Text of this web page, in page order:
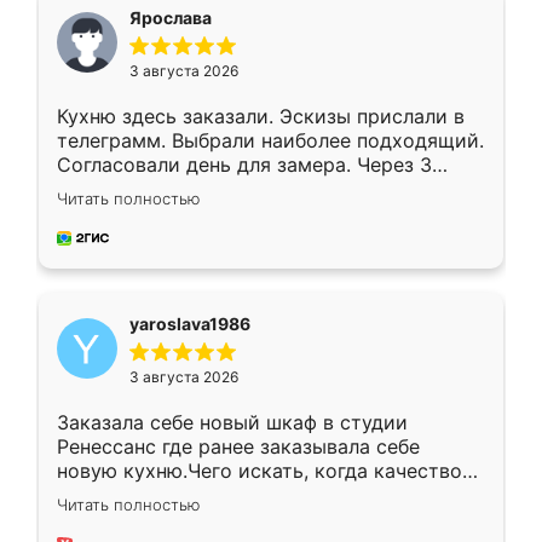
Ярослава
3 августа 2026
Кухню здесь заказали. Эскизы прислали в
телеграмм. Выбрали наиболее подходящий.
Согласовали день для замера. Через 3
недели кухня была уже готова. Остались
довольны работой. Спасибо Ренессанс
мебель за качественную работу!
Читать полностью
yaroslava1986
3 августа 2026
Заказала себе новый шкаф в студии
Ренессанс где ранее заказывала себе
новую кухню.Чего искать, когда качеством
вполне довольна. Служит кухня уже почти
два года, нареканий нет.
Читать полностью